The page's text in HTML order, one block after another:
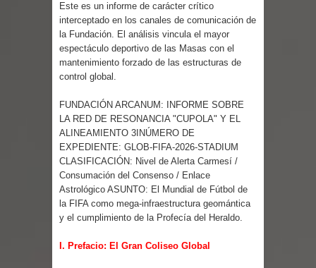
Parte 02: Vuelve el Hijo Prodigo
Este es un informe de carácter crítico
interceptado en los canales de comunicación de
la Fundación. El análisis vincula el mayor
espectáculo deportivo de las Masas con el
mantenimiento forzado de las estructuras de
control global.
FUNDACIÓN ARCANUM: INFORME SOBRE
LA RED DE RESONANCIA "CUPOLA" Y EL
ALINEAMIENTO 3INÚMERO DE
EXPEDIENTE: GLOB-FIFA-2026-STADIUM
CLASIFICACIÓN: Nivel de Alerta Carmesí /
Consumación del Consenso / Enlace
Astrológico ASUNTO: El Mundial de Fútbol de
la FIFA como mega-infraestructura geomántica
y el cumplimiento de la Profecía del Heraldo.
I. Prefacio: El Gran Coliseo Global